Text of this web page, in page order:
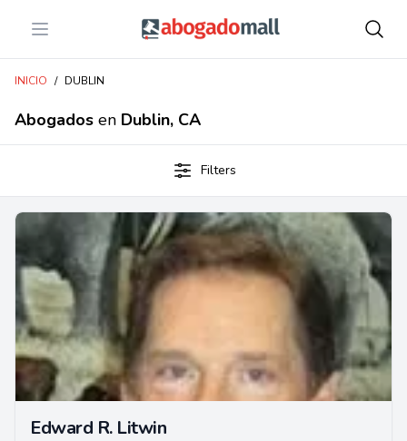
Open menu Abogadomall
INICIO / DUBLIN
Abogados en Dublin, CA
Filters
Edward R. Litwin